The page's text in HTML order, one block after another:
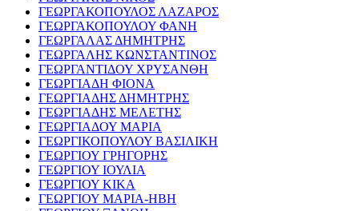
ΓΕΩΡΓΑΚΟΠΟΥΛΟΣ ΛΑΖΑΡΟΣ
ΓΕΩΡΓΑΚΟΠΟΥΛΟΥ ΦΑΝΗ
ΓΕΩΡΓΑΛΑΣ ΔΗΜΗΤΡΗΣ
ΓΕΩΡΓΑΛΗΣ ΚΩΝΣΤΑΝΤΙΝΟΣ
ΓΕΩΡΓΑΝΤΙΔΟΥ ΧΡΥΣΑΝΘΗ
ΓΕΩΡΓΙΑΔΗ ΦΙΟΝΑ
ΓΕΩΡΓΙΑΔΗΣ ΔΗΜΗΤΡΗΣ
ΓΕΩΡΓΙΑΔΗΣ ΜΕΛΕΤΗΣ
ΓΕΩΡΓΙΑΔΟΥ ΜΑΡΙΑ
ΓΕΩΡΓΙΚΟΠΟΥΛΟΥ ΒΑΣΙΛΙΚΗ
ΓΕΩΡΓΙΟΥ ΓΡΗΓΟΡΗΣ
ΓΕΩΡΓΙΟΥ ΙΟΥΛΙΑ
ΓΕΩΡΓΙΟΥ ΚΙΚΑ
ΓΕΩΡΓΙΟΥ ΜΑΡΙΑ-ΗΒΗ